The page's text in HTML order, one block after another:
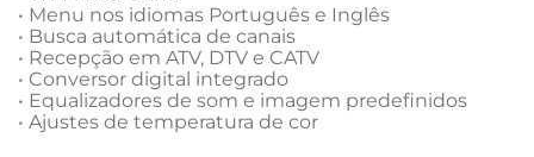
• Menu nos idiomas Português e Inglês
• Busca automática de canais
• Recepção em ATV, DTV e CATV
• Conversor digital integrado
• Equalizadores de som e imagem predefinidos
• Ajustes de temperatura de cor